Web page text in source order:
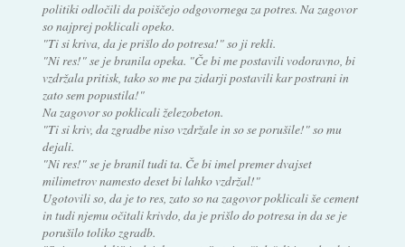
politiki odločili da poiščejo odgovornega za potres. Na zagovor
so najprej poklicali opeko.
"Ti si kriva, da je prišlo do potresa!" so ji rekli.
"Ni res!" se je branila opeka. "Če bi me postavili vodoravno, bi
vzdržala pritisk, tako so me pa zidarji postavili kar postrani in
zato sem popustila!"
Na zagovor so poklicali železobeton.
"Ti si kriv, da zgradbe niso vzdržale in so se porušile!" so mu
dejali.
"Ni res!" se je branil tudi ta. Če bi imel premer dvajset
milimetrov namesto deset bi lahko vzdržal!"
Ugotovili so, da je to res, zato so na zagovor poklicali še cement
in tudi njemu očitali krivdo, da je prišlo do potresa in da se je
porušilo toliko zgradb.